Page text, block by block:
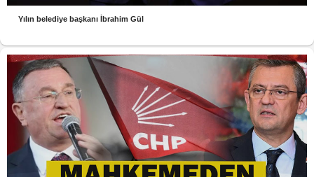
Yılın belediye başkanı İbrahim Gül